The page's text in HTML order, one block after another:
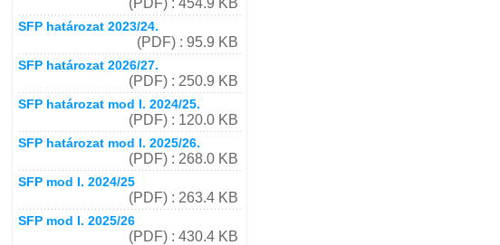
(PDF) : 454.9 KB
SFP határozat 2023/24.
(PDF) : 95.9 KB
SFP határozat 2026/27.
(PDF) : 250.9 KB
SFP határozat mod I. 2024/25.
(PDF) : 120.0 KB
SFP határozat mod I. 2025/26.
(PDF) : 268.0 KB
SFP mod I. 2024/25
(PDF) : 263.4 KB
SFP mod I. 2025/26
(PDF) : 430.4 KB